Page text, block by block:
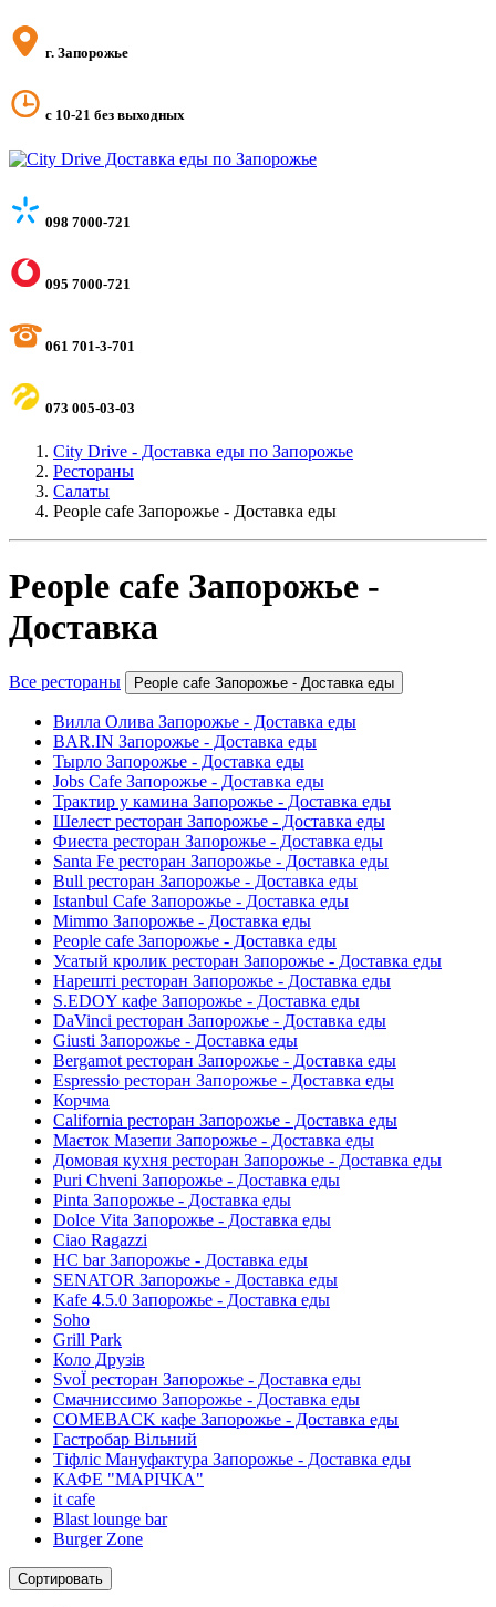
г. Запорожье
с 10-21 без выходных
098 7000-721
095 7000-721
061 701-3-701
073 005-03-03
City Drive - Доставка еды по Запорожье
Рестораны
Салаты
People cafe Запорожье - Доставка еды
People cafe Запорожье -
Доставка
Все рестораны People cafe Запорожье - Доставка еды
Вилла Олива Запорожье - Доставка еды
BAR.IN Запорожье - Доставка еды
Тырло Запорожье - Доставка еды
Jobs Cafe Запорожье - Доставка еды
Трактир у камина Запорожье - Доставка еды
Шелест ресторан Запорожье - Доставка еды
Фиеста ресторан Запорожье - Доставка еды
Santa Fe ресторан Запорожье - Доставка еды
Bull ресторан Запорожье - Доставка еды
Istanbul Cafe Запорожье - Доставка еды
Mimmo Запорожье - Доставка еды
People cafe Запорожье - Доставка еды
Усатый кролик ресторан Запорожье - Доставка еды
Нарешті ресторан Запорожье - Доставка еды
S.EDOY кафе Запорожье - Доставка еды
DaVinci ресторан Запорожье - Доставка еды
Giusti Запорожье - Доставка еды
Bergamot ресторан Запорожье - Доставка еды
Espressio ресторан Запорожье - Доставка еды
Корчма
California ресторан Запорожье - Доставка еды
Маєток Мазепи Запорожье - Доставка еды
Домовая кухня ресторан Запорожье - Доставка еды
Puri Chveni Запорожье - Доставка еды
Pinta Запорожье - Доставка еды
Dolce Vita Запорожье - Доставка еды
Ciao Ragazzi
HC bar Запорожье - Доставка еды
SENATOR Запорожье - Доставка еды
Kafe 4.5.0 Запорожье - Доставка еды
Soho
Grill Park
Коло Друзів
SvoЇ ресторан Запорожье - Доставка еды
Смачниссимо Запорожье - Доставка еды
COMEBACK кафе Запорожье - Доставка еды
Гастробар Вільний
Тіфліс Мануфактура Запорожье - Доставка еды
КАФЕ "МАРІЧКА"
it cafe
Blast lounge bar
Burger Zone
Сортировать